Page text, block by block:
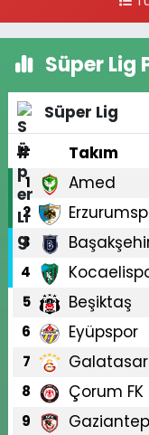
Süper Lig
Süper Lig
#
Takım
1 Amed
2
3
4
5 Beşiktaş
6 Eyüpspor
7
8 Çorum FK
9 Gaziantep